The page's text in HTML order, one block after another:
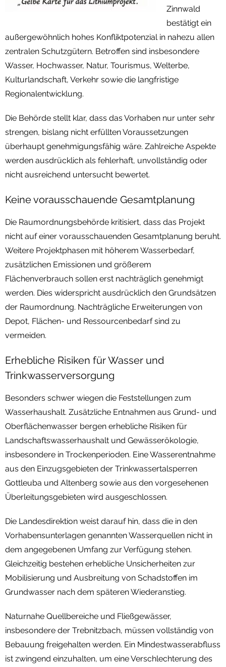
Zinnwald
bestätigt ein
außergewöhnlich hohes Konfliktpotenzial in nahezu allen
zentralen Schutzgütern. Betroffen sind insbesondere
Wasser, Hochwasser, Natur, Tourismus, Welterbe,
Kulturlandschaft, Verkehr sowie die langfristige
Regionalentwicklung.
Die Behörde stellt klar, dass das Vorhaben nur unter sehr
strengen, bislang nicht erfüllten Voraussetzungen
überhaupt genehmigungsfähig wäre. Zahlreiche Aspekte
werden ausdrücklich als fehlerhaft, unvollständig oder
nicht ausreichend untersucht bewertet.
Keine vorausschauende Gesamtplanung
Die Raumordnungsbehörde kritisiert, dass das Projekt
nicht auf einer vorausschauenden Gesamtplanung beruht.
Weitere Projektphasen mit höherem Wasserbedarf,
zusätzlichen Emissionen und größerem
Flächenverbrauch sollen erst nachträglich genehmigt
werden. Dies widerspricht ausdrücklich den Grundsätzen
der Raumordnung. Nachträgliche Erweiterungen von
Depot, Flächen- und Ressourcenbedarf sind zu
vermeiden.
Erhebliche Risiken für Wasser und
Trinkwasserversorgung
Besonders schwer wiegen die Feststellungen zum
Wasserhaushalt. Zusätzliche Entnahmen aus Grund- und
Oberflächenwasser bergen erhebliche Risiken für
Landschaftswasserhaushalt und Gewässerökologie,
insbesondere in Trockenperioden. Eine Wasserentnahme
aus den Einzugsgebieten der Trinkwassertalsperren
Gottleuba und Altenberg sowie aus den vorgesehenen
Überleitungsgebieten wird ausgeschlossen.
Die Landesdirektion weist darauf hin, dass die in den
Vorhabensunterlagen genannten Wasserquellen nicht in
dem angegebenen Umfang zur Verfügung stehen.
Gleichzeitig bestehen erhebliche Unsicherheiten zur
Mobilisierung und Ausbreitung von Schadstoffen im
Grundwasser nach dem späteren Wiederanstieg.
Naturnahe Quellbereiche und Fließgewässer,
insbesondere der Trebnitzbach, müssen vollständig von
Bebauung freigehalten werden. Ein Mindestwasserabfluss
ist zwingend einzuhalten, um eine Verschlechterung des